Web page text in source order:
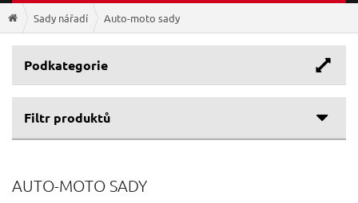
Sady nářadí Auto-moto sady
Podkategorie
Filtr produktů
AUTO-MOTO SADY